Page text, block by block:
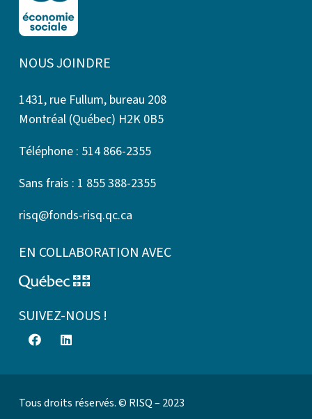
NOUS JOINDRE
1431, rue Fullum, bureau 208
Montréal (Québec) H2K 0B5
Téléphone : 514 866-2355
Sans frais : 1 855 388-2355
risq@fonds-risq.qc.ca
EN COLLABORATION AVEC
SUIVEZ-NOUS !
Tous droits réservés. © RISQ – 2023